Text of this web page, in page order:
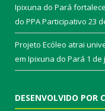
Ipixuna do Pará
do PPA Participativo 23
Projeto Ecóleo atrai
em Ipixuna do Pará 1 de
DESENVOLVIDO POR